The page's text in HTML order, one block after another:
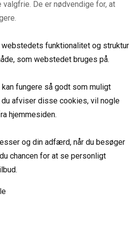
De er nødvendige for, at
webstedets funktionalitet og struktur
som webstedet bruges på.
fungere så godt som muligt
afviser disse cookies, vil nogle
hjemmesiden.
og din adfærd, når du besøger
chancen for at se personligt